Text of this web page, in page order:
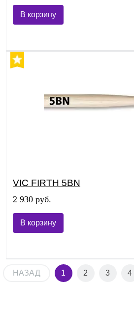
В корзину
VIC FIRTH 5BN
2 930 руб.
В корзину
НАЗАД 1 2 3 4